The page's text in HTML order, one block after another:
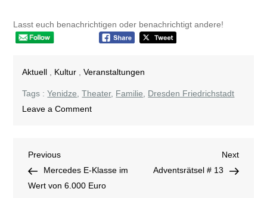
Lasst euch benachrichtigen oder benachrichtigt andere!
Aktuell , Kultur ,Veranstaltungen
Tags :Yenidze,Theater, Familie, Dresden Friedrichstadt
Leave a Commenton
YENIDZE
Theater
Beitragsnavigation
Previous
Post
Previous
Mercedes E-Klasse im
Wert von 6.000 Euro
Next
Post
Next
Adventsrätsel # 13